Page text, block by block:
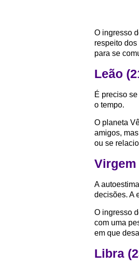
O ingresso
respeito
para se
Leão
É preciso
o tempo.
O planeta
amigos,
ou se
Virgem
A
decisões. A
O ingresso
com uma
em que
Libra